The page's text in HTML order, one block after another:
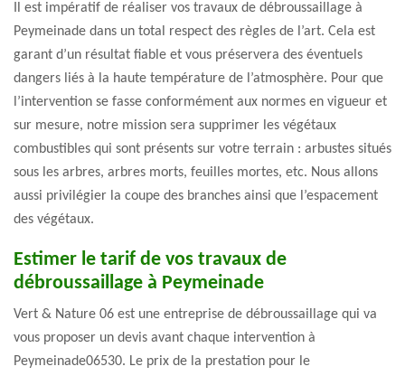
Il est impératif de réaliser vos travaux de débroussaillage à
Peymeinade dans un total respect des règles de l’art. Cela est
garant d’un résultat fiable et vous préservera des éventuels
dangers liés à la haute température de l’atmosphère. Pour que
l’intervention se fasse conformément aux normes en vigueur et
sur mesure, notre mission sera supprimer les végétaux
combustibles qui sont présents sur votre terrain : arbustes situés
sous les arbres, arbres morts, feuilles mortes, etc. Nous allons
aussi privilégier la coupe des branches ainsi que l’espacement
des végétaux.
Estimer le tarif de vos travaux de
débroussaillage à Peymeinade
Vert & Nature 06 est une entreprise de débroussaillage qui va
vous proposer un devis avant chaque intervention à
Peymeinade06530. Le prix de la prestation pour le